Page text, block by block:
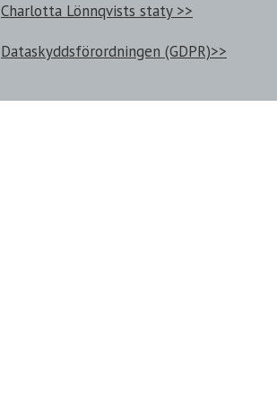
Charlotta Lönnqvists staty >>
Dataskyddsförordningen (GDPR)>>